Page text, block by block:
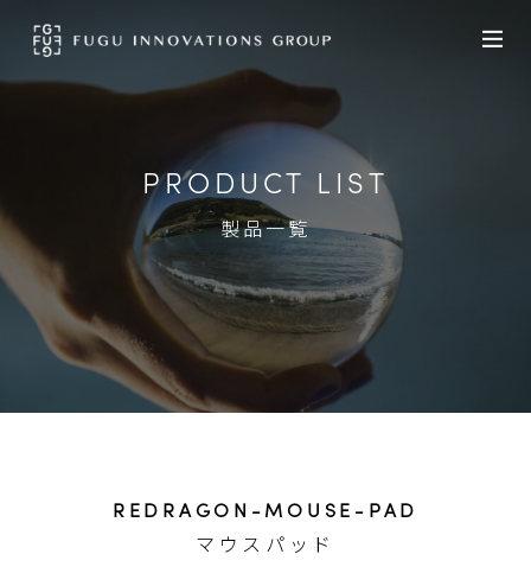
PRODUCT LIST
製品一覧
REDRAGON-MOUSE-PAD
マウスパッド